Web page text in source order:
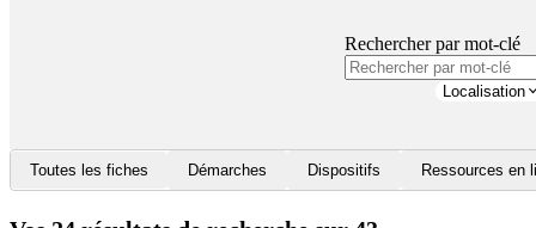
Rechercher par mot-clé
Localisation
Toutes les fiches Démarches Dispositifs Ressources en